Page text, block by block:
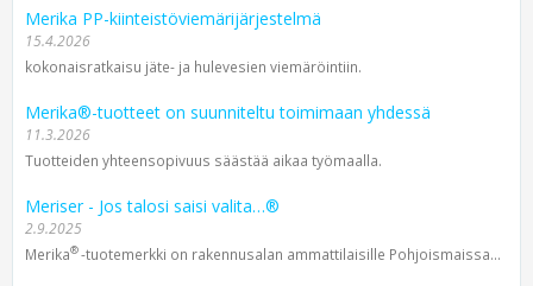
Merika PP-kiinteistöviemärijärjestelmä
15.4.2026
kokonaisratkaisu jäte- ja hulevesien viemäröintiin.
Merika®-tuotteet on suunniteltu toimimaan yhdessä
11.3.2026
Tuotteiden yhteensopivuus säästää aikaa työmaalla.
Meriser - Jos talosi saisi valita…®
2.9.2025
Merika®-tuotemerkki on rakennusalan ammattilaisille Pohjoismaissa...